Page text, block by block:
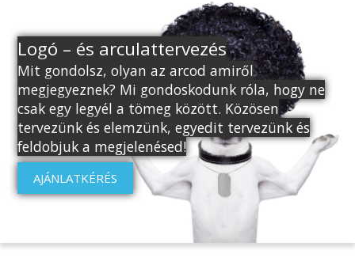
Logó – és arculattervezés
Mit gondolsz, olyan az arcod amiről
megjegyeznek? Mi gondoskodunk róla, hogy ne
csak egy legyél a tömeg között. Közösen
tervezünk és elemzünk, egyedit tervezünk és
feldobjuk a megjelenésed!
AJÁNLATKÉRÉS